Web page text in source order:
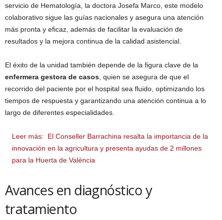
servicio de Hematología, la doctora Josefa Marco, este modelo
colaborativo sigue las guías nacionales y asegura una atención
más pronta y eficaz, además de facilitar la evaluación de
resultados y la mejora continua de la calidad asistencial.
El éxito de la unidad también depende de la figura clave de la
enfermera gestora de casos , quien se asegura de que el
recorrido del paciente por el hospital sea fluido, optimizando los
tiempos de respuesta y garantizando una atención continua a lo
largo de diferentes especialidades.
Leer más:
El Conseller Barrachina resalta la importancia de la
innovación en la agricultura y presenta ayudas de 2 millones
para la Huerta de València
Avances en diagnóstico y
tratamiento